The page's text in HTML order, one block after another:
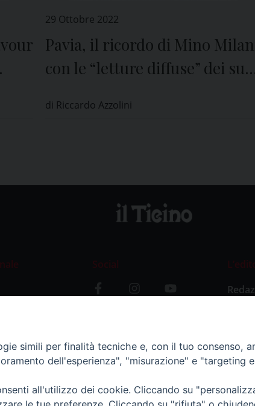
29 Ottobre 2022
Pavia, il ricordo di Mino
con le “letture diffuse” dei
di Riccardo Azzolini
Social
simili per finalità tecniche e, con il tuo consenso,
dell'esperienza", "misurazione" e "targeting
all'utilizzo dei cookie. Cliccando su